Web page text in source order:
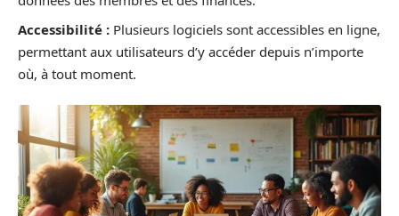
Accessibilité : Plusieurs logiciels sont accessibles en ligne,
permettant aux utilisateurs d’y accéder depuis n’importe
où, à tout moment.